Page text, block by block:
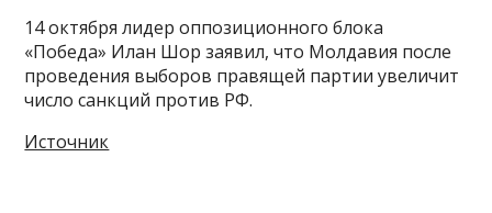
14 октября лидер оппозиционного блока
«Победа» Илан Шор заявил, что Молдавия после
проведения выборов правящей партии увеличит
число санкций против РФ.
Источник